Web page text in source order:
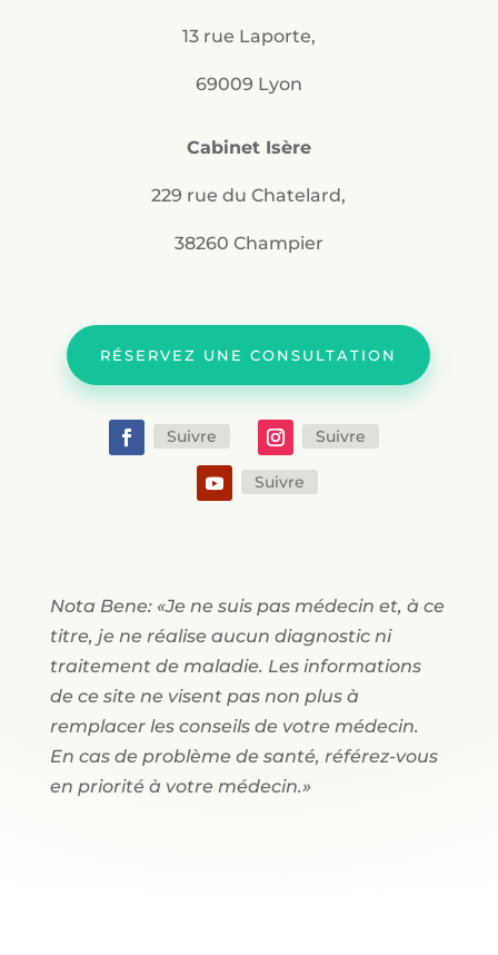
13 rue Laporte,
69009 Lyon
Cabinet Isère
229 rue du Chatelard,
38260 Champier
RÉSERVEZ UNE CONSULTATION
Suivre Suivre
Suivre
Nota Bene: «Je ne suis pas médecin et, à ce
titre, je ne réalise aucun diagnostic ni
traitement de maladie. Les informations
de ce site ne visent pas non plus à
remplacer les conseils de votre médecin.
En cas de problème de santé, référez-vous
en priorité à votre médecin.»